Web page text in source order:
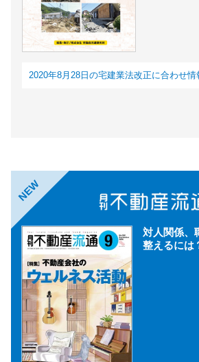
2020年8月28日の宅建業法改正に合わせ情
NEW
対人関係、
整えるには